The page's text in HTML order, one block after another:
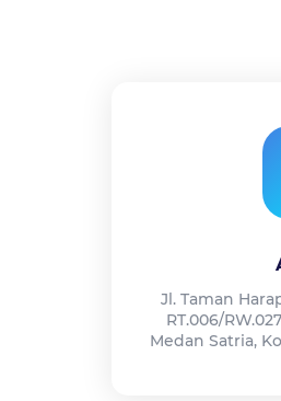
Jl. Taman
RT.006/
Medan Satria,